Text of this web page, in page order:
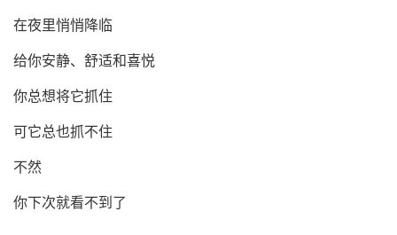
在夜里悄悄降临
给你安静、舒适和喜悦
你总想将它抓住
可它总也抓不住
不然
你下次就看不到了